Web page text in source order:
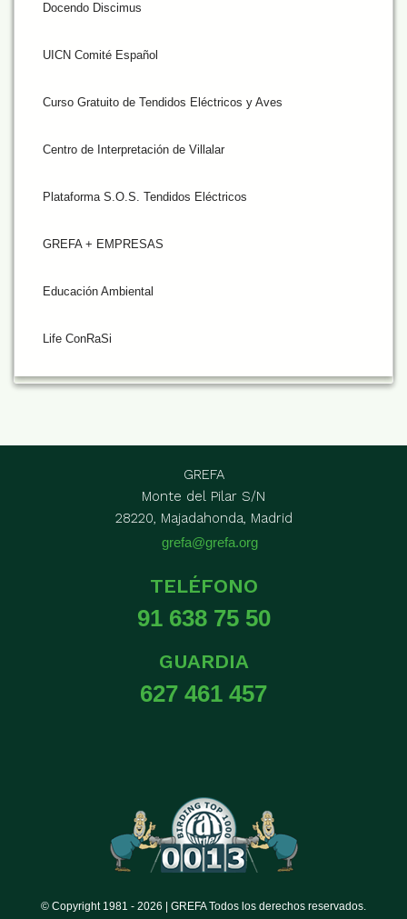
Docendo Discimus
UICN Comité Español
Curso Gratuito de Tendidos Eléctricos y Aves
Centro de Interpretación de Villalar
Plataforma S.O.S. Tendidos Eléctricos
GREFA + EMPRESAS
Educación Ambiental
Life ConRaSi
GREFA
Monte del Pilar S/N
28220, Majadahonda, Madrid
grefa@grefa.org
TELÉFONO
91 638 75 50
GUARDIA
627 461 457
© Copyright 1981 - 2026 | GREFA Todos los derechos reservados.